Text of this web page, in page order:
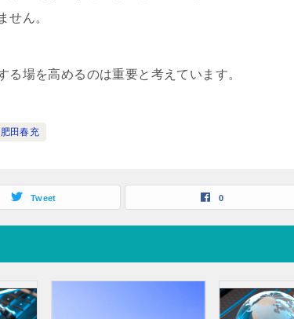
せん。
る場を高めるのは重要と考えています。
肥田春充
Tweet 0